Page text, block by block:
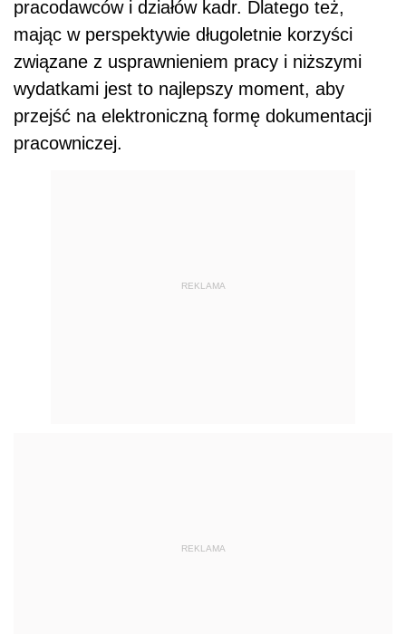
pracodawców i działów kadr. Dlatego też,
mając w perspektywie długoletnie korzyści
związane z usprawnieniem pracy i niższymi
wydatkami jest to najlepszy moment, aby
przejść na elektroniczną formę dokumentacji
pracowniczej.
REKLAMA
REKLAMA